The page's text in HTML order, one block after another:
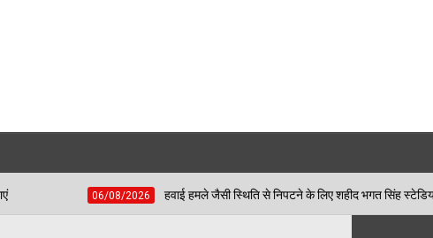
08/2026 हवाई हमले जैसी स्थिति से निपटने के लिए शहीद भगत सिंह स्टेडियम में हुई मॉक